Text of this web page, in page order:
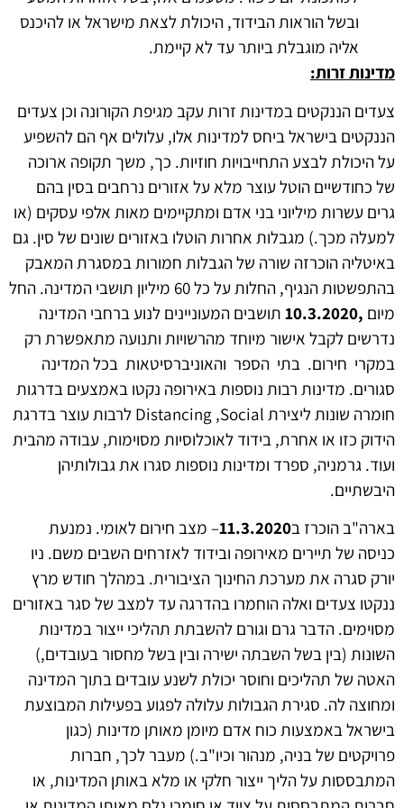
ובשל הוראות הבידוד, היכולת לצאת מישראל או להיכנס
אליה מוגבלת ביותר עד לא קיימת.
מדינות זרות:
צעדים הננקטים במדינות זרות עקב מגיפת הקורונה וכן צעדים
הננקטים בישראל ביחס למדינות אלו, עלולים אף הם להשפיע
על היכולת לבצע התחייבויות חוזיות. כך, משך תקופה ארוכה
של כחודשיים הוטל עוצר מלא על אזורים נרחבים בסין בהם
גרים עשרות מיליוני בני אדם ומתקיימים מאות אלפי עסקים (או
למעלה מכך.) מגבלות אחרות הוטלו באזורים שונים של סין. גם
באיטליה הוכרזה שורה של הגבלות חמורות במסגרת המאבק
בהתפשטות הנגיף, החלות על כל 60 מיליון תושבי המדינה. החל
מיום ,10.3.2020
תושבים המעוניינים לנוע ברחבי המדינה
נדרשים לקבל אישור מיוחד מהרשויות ותנועה מתאפשרת רק
במקרי חירום. בתי הספר והאוניברסיטאות בכל המדינה
סגורים. מדינות רבות נוספות באירופה נקטו באמצעים בדרגות
חומרה שונות ליצירת Distancing ,Social לרבות עוצר בדרגת
הידוק כזו או אחרת, בידוד לאוכלוסיות מסוימות, עבודה מהבית
ועוד. גרמניה, ספרד ומדינות נוספות סגרו את גבולותיהן
היבשתיים.
בארה"ב הוכרז ב11.3.2020– מצב חירום לאומי. נמנעת
כניסה של תיירים מאירופה ובידוד לאזרחים השבים משם. ניו
יורק סגרה את מערכת החינוך הציבורית. במהלך חודש מרץ
ננקטו צעדים ואלה הוחמרו בהדרגה עד למצב של סגר באזורים
מסוימים. הדבר גרם וגורם להשבתת תהליכי ייצור במדינות
השונות (בין בשל השבתה ישירה ובין בשל מחסור בעובדים,)
האטה של תהליכים וחוסר יכולת לשנע עובדים בתוך המדינה
ומחוצה לה. סגירת הגבולות עלולה לפגוע בפעילות המבוצעת
בישראל באמצעות כוח אדם מיומן מאותן מדינות (כגון
פרויקטים של בניה, מנהור וכיו"ב.) מעבר לכך, חברות
המתבססות על הליך ייצור חלקי או מלא באותן המדינות, או